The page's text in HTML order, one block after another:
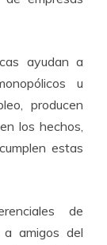
ayudan a
u
producen
los hechos,
estas
de
a amigos del